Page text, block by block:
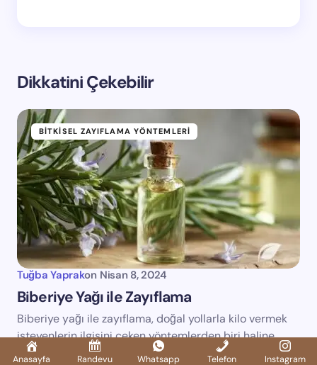
Dikkatini Çekebilir
BITKISEL ZAYIFLAMA YÖNTEMLERI
Tuğba Yaprakon Nisan 8, 2024
Biberiye Yağı ile Zayıflama
Biberiye yağı ile zayıflama, doğal yollarla kilo vermek
isteyenlerin ilgisini çeken yöntemlerden biri haline
geldi. Metabolizmayı hızlandırıcı…
Anasayfa Randevu Whatsapp Telefon Instagram